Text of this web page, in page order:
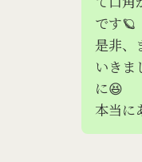
です🪐
是非、
いきま
に😆
本当に